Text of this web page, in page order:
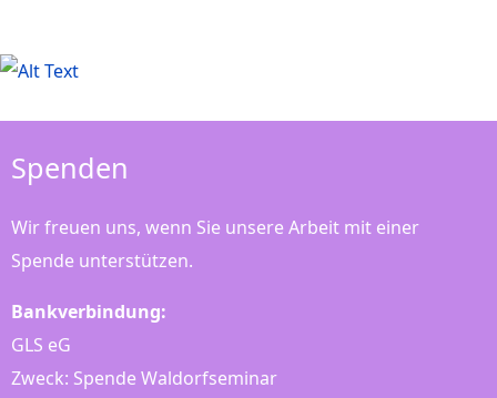
Spenden
Wir freuen uns, wenn Sie unsere Arbeit mit einer
Spende unterstützen.
Bankverbindung:
GLS eG
Zweck: Spende Waldorfseminar